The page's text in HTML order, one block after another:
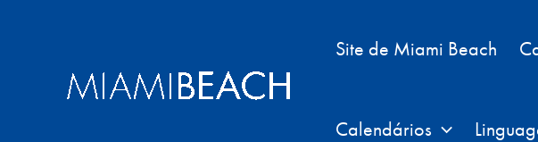
Site de Miami Beach
Calendários